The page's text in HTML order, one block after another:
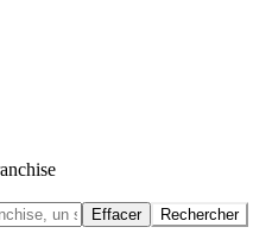
Effacer Rechercher